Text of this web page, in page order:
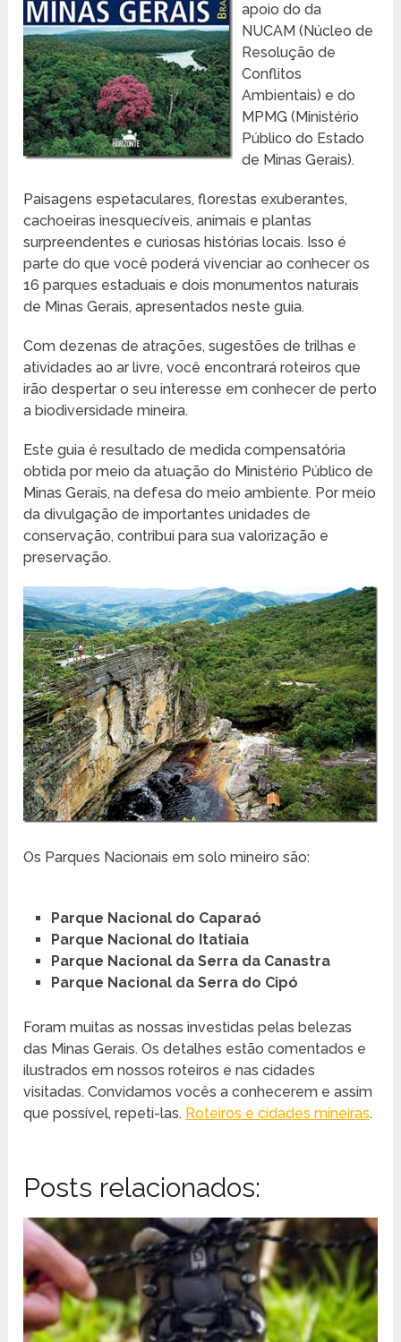
apoio do da
NUCAM (Núcleo de
Resolução de
Conflitos
Ambientais) e do
MPMG (Ministério
Público do Estado
de Minas Gerais).
Paisagens espetaculares, florestas exuberantes,
cachoeiras inesquecíveis, animais e plantas
surpreendentes e curiosas histórias locais. Isso é
parte do que você poderá vivenciar ao conhecer os
16 parques estaduais e dois monumentos naturais
de Minas Gerais, apresentados neste guia.
Com dezenas de atrações, sugestões de trilhas e
atividades ao ar livre, você encontrará roteiros que
irão despertar o seu interesse em conhecer de perto
a biodiversidade mineira.
Este guia é resultado de medida compensatória
obtida por meio da atuação do Ministério Público de
Minas Gerais, na defesa do meio ambiente. Por meio
da divulgação de importantes unidades de
conservação, contribui para sua valorização e
preservação.
Os Parques Nacionais em solo mineiro são:
Parque Nacional do Caparaó
Parque Nacional do Itatiaia
Parque Nacional da Serra da Canastra
Parque Nacional da Serra do Cipó
Foram muitas as nossas investidas pelas belezas
das Minas Gerais. Os detalhes estão comentados e
ilustrados em nossos roteiros e nas cidades
visitadas. Convidamos vocês a conhecerem e assim
que possível, repeti-las. Roteiros e cidades mineiras.
Posts relacionados: